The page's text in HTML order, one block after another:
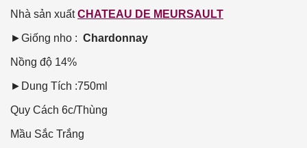
Nhà sản xuất CHATEAU DE MEURSAULT
►Giống nho : Chardonnay
Nồng độ 14%
►Dung Tích :750ml
Quy Cách 6c/Thùng
Mầu Sắc Trắng